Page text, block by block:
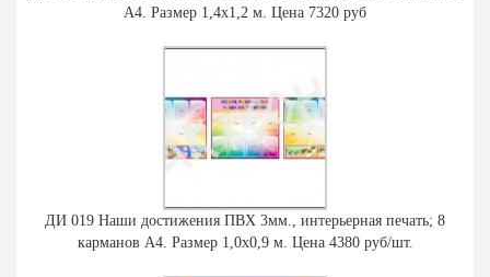
А4. Размер 1,4х1,2 м. Цена 7320 руб
ДИ 019 Наши достижения ПВХ 3мм., интерьерная печать; 8
карманов А4. Размер 1,0х0,9 м. Цена 4380 руб/шт.